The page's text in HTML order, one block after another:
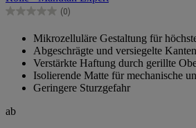
(0)
0.0
Sternen.
Mikrozelluläre Gestaltung für
Abgeschrägte und versiegelte
Verstärkte Haftung durch gerillte
Isolierende Matte für mechanische
Geringere Sturzgefahr
ab